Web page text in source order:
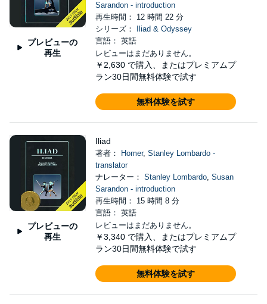
プレビューの
再生
Sarandon - introduction
再生時間： 12 時間 22 分
シリーズ：
Iliad & Odyssey
言語： 英語
レビューはまだありません。
￥2,630 で購入、またはプレミアムプ
ラン30日間無料体験で試す
無料体験を試す
プレビューの
再生
Iliad
著者： Homer, Stanley Lombardo -
translator
ナレーター： Stanley Lombardo, Susan
Sarandon - introduction
再生時間： 15 時間 8 分
言語： 英語
レビューはまだありません。
￥3,340 で購入、またはプレミアムプ
ラン30日間無料体験で試す
無料体験を試す